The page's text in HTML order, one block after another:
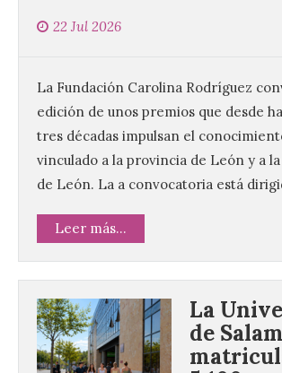
22 Jul 2026
La Fundación Carolina Rodríguez
edición de unos premios que desde
tres décadas impulsan el
vinculado a la provincia de León y a
de León. La a convocatoria está
Leer más...
La
de